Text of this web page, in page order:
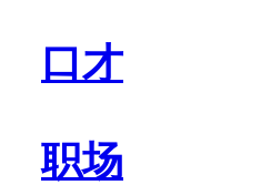
口才
职场